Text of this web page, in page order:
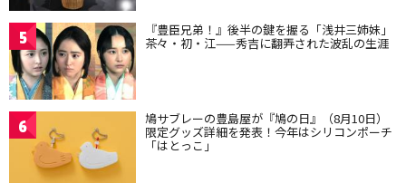
5 『豊臣兄弟！』後半の鍵を握る「浅井三姉妹」
茶々・初・江——秀吉に翻弄された波乱の生涯
6 鳩サブレーの豊島屋が『鳩の日』（8月10日）
限定グッズ詳細を発表！今年はシリコンポーチ
「はとっこ」